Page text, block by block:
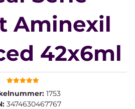
Aminexil
42x6ml
1753
3474630467767